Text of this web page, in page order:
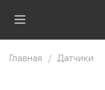
Главная Датчики